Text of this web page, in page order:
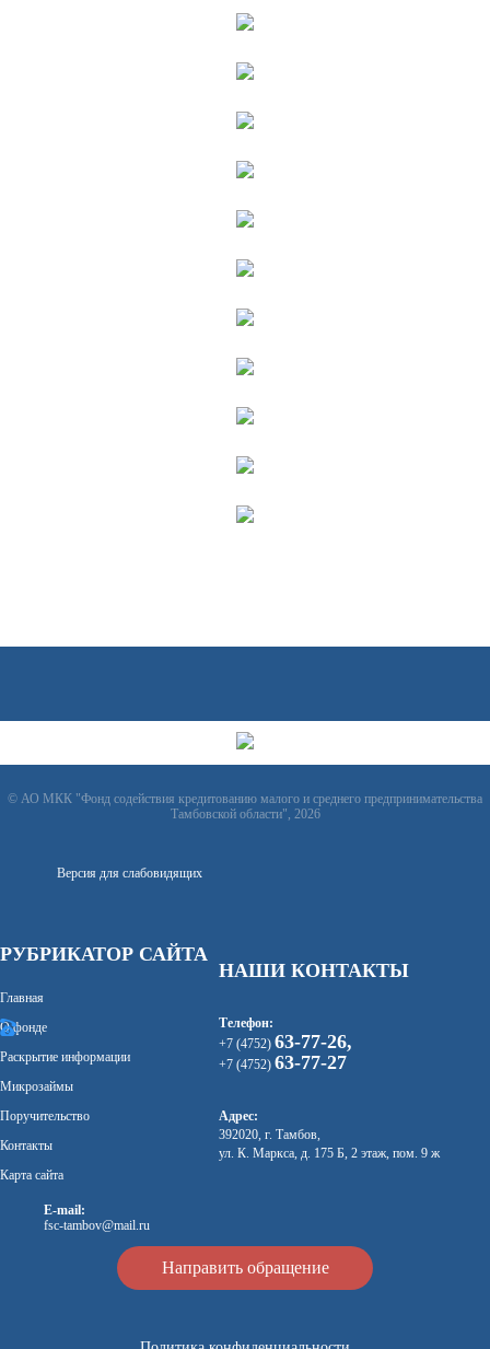
© АО МКК "Фонд содействия кредитованию малого и среднего предпринимательства
Тамбовской области", 2026
Версия для слабовидящих
РУБРИКАТОР САЙТА
Главная
О фонде
Раскрытие информации
Микрозаймы
Поручительство
Контакты
Карта сайта
НАШИ КОНТАКТЫ
Телефон:
+7 (4752) 63-77-26,
+7 (4752) 63-77-27
Адрес:
392020, г. Тамбов,
ул. К. Маркса, д. 175 Б, 2 этаж, пом. 9 ж
E-mail:
fsc-tambov@mail.ru
Направить обращение